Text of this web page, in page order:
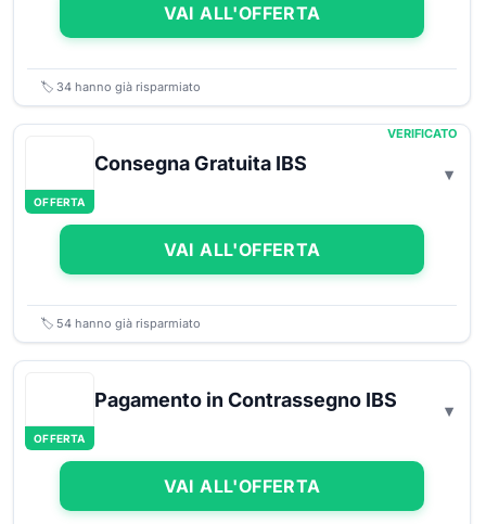
VAI ALL'OFFERTA
🏷️ 34 hanno già risparmiato
OFFERTA
VERIFICATO
Consegna Gratuita IBS
VAI ALL'OFFERTA
🏷️ 54 hanno già risparmiato
OFFERTA
Pagamento in Contrassegno IBS
VAI ALL'OFFERTA